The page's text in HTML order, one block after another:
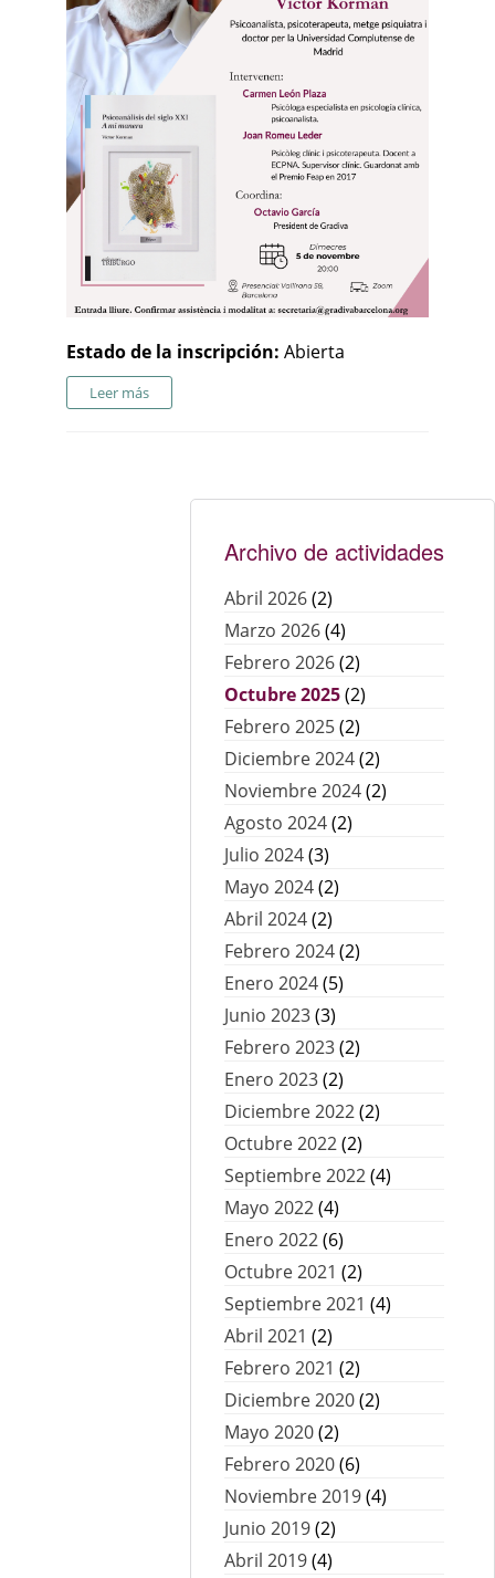
Estado de la inscripción: Abierta
Leer más
Archivo de actividades
Abril 2026(2)
Marzo 2026(4)
Febrero 2026(2)
Octubre 2025(2)
Febrero 2025(2)
Diciembre 2024(2)
Noviembre 2024(2)
Agosto 2024(2)
Julio 2024(3)
Mayo 2024(2)
Abril 2024(2)
Febrero 2024(2)
Enero 2024(5)
Junio 2023(3)
Febrero 2023(2)
Enero 2023(2)
Diciembre 2022(2)
Octubre 2022(2)
Septiembre 2022(4)
Mayo 2022(4)
Enero 2022(6)
Octubre 2021 (2)
Septiembre 2021 (4)
Abril 2021 (2)
Febrero 2021 (2)
Diciembre 2020(2)
Mayo 2020(2)
Febrero 2020(6)
Noviembre 2019(4)
Junio 2019(2)
Abril 2019(4)